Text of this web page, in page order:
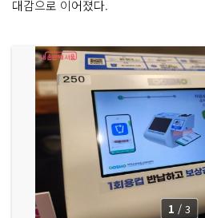
대감으로 이어졌다.
1 / 3